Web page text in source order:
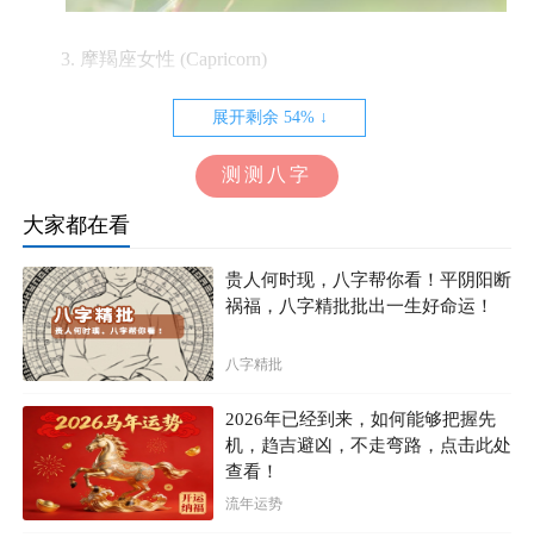
3. 摩羯座女性 (Capricorn)
摩羯座女性以她们的坚韧和职业道德而著名。她们总
懈的品质使得她们在社交场合表现得非常落落大方，她们
总是以最高标准对待自己和他人。
摩羯座女性的涵养表现在她们的责任感和可靠性上。
她们常常是朋友和家人依赖的支持者，愿意提供帮助和支
持。她们也以她们的谨慎和谦虚而著名，不会过于张扬和
自大。她们知道成功的背后往往有辛勤的努力，因此对待
他人总是充满尊重和体谅。
展开剩余 54% ↓
测测八字
大家都在看
贵人何时现，八字帮你看！平阴阳断
祸福，八字精批批出一生好命运！
八字精批
2026年已经到来，如何能够把握先
机，趋吉避凶，不走弯路，点击此处
查看！
流年运势